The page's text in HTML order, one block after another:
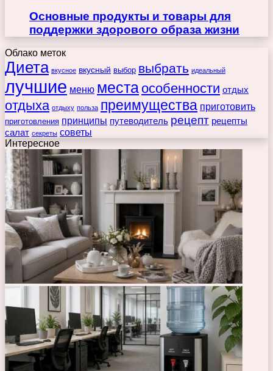
Основные продукты и товары для
поддержки здорового образа жизни
Облако меток
Диета вкусное вкусный выбор выбрать идеальный
лучшие меню места особенности отдых
отдыха отдыху польза преимущества приготовить
приготовления принципы путеводитель рецепт рецепты
салат секреты советы
Интересное